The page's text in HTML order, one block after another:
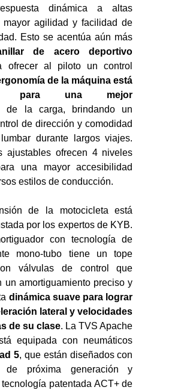
dinámica a altas
mayor agilidad y facilidad de
Esto se acentúa aún más
de acero deportivo
ofrecer al piloto un control
de la máquina está
para una mejor
de la carga, brindando un
de dirección y comodidad
durante largos viajes.
ajustables ofrecen 4 niveles
una mayor accesibilidad
estilos de conducción.
de la motocicleta está
por los expertos de KYB.
con tecnología de
mono-tubo tiene un tope
válvulas de control que
un amortiguamiento preciso y
dinámica suave para lograr
lateral y velocidades
de su clase. La TVS Apache
5, que están diseñados con
de próxima generación y
patentada ACT+ de